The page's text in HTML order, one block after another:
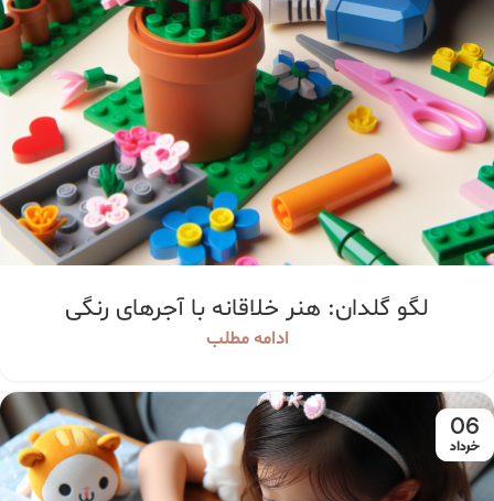
لگو گلدان: هنر خلاقانه با آجرهای رنگی
ادامه مطلب
06
خرداد